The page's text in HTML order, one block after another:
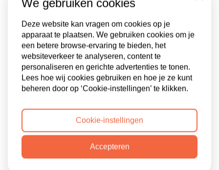
Een rustige en goede inwerkperiode
Waarom wij dit een leuke vacature
vinden?
Een functie in een gestructureerde
omgeving waarbij jouw
nauwkeurigheid zeer wordt
We gebruiken cookies
Deze website kan vragen om cookies op je
apparaat te plaatsen. We gebruiken cookies om je
een betere browse-ervaring te bieden, het
websiteverkeer te analyseren, content te
personaliseren en gerichte advertenties te tonen.
Lees hoe wij cookies gebruiken en hoe je ze kunt
beheren door op ‘Cookie-instellingen’ te klikken.
Close
Cookie-instellingen
Accepteren